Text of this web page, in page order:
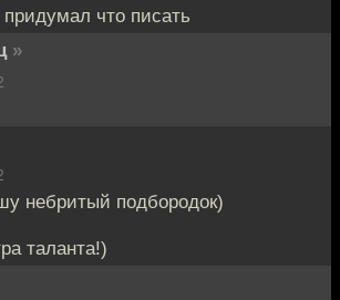
что писать
»
небритый подбородок)
таланта!)